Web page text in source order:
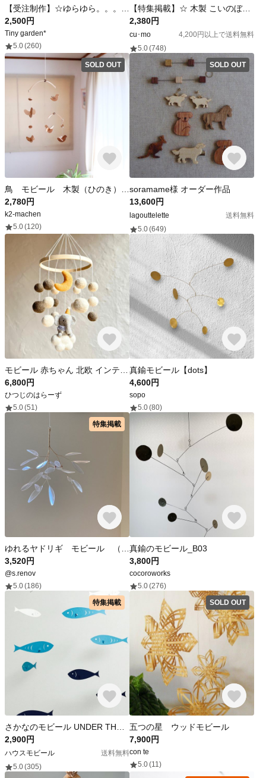
2,500円
Tiny garden*
5.0(260)
【特集掲載】☆ 木製 こいのぼりモビール ☆ モビール 木 かわいい 鯉のぼり 端午の節句
2,380円
cu･mo
4,200円以上で送料無料
5.0(748)
SOLD OUT
2,780円
k2-machen
5.0(120)
SOLD OUT
soramame様 オーダー作品
13,600円
lagouttelette
送料無料
5.0(649)
6,800円
ひつじのはらーず
5.0(51)
真鍮モビール【dots】
4,600円
sopo
5.0(80)
特集掲載
3,520円
@s.renov
5.0(186)
真鍮のモビール_B03
3,800円
cocoroworks
5.0(276)
特集掲載
2,900円
ハウスモビール
送料無料
5.0(305)
SOLD OUT
五つの星 ウッドモビール
7,900円
con te
5.0(11)